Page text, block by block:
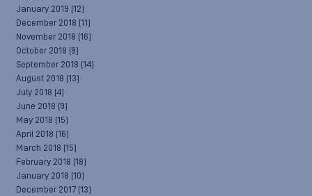
January 2019 (12)
December 2018 (11)
November 2018 (16)
October 2018 (9)
September 2018 (14)
August 2018 (13)
July 2018 (4)
June 2018 (9)
May 2018 (15)
April 2018 (16)
March 2018 (15)
February 2018 (18)
January 2018 (10)
December 2017 (13)